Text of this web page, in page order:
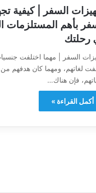
السفر | كيفية
بأهم المستلزمات
رحلتك
السفر | مهما اختلفت
لغاتهم، ومهما كان هدفهم
فإن هناك…
أكمل القراءة »